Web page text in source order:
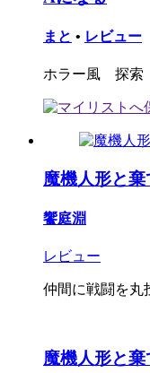
まと • レビュー
ホラー風 探索
魔機人形と
饗庭淵
レビュー
仲間に戦闘を丸
魔機人形と